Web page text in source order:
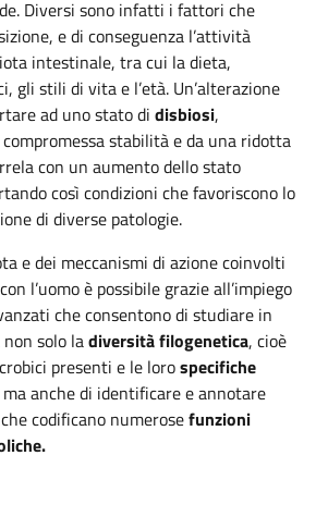
Diversi sono infatti i fattori che
e di conseguenza l’attività
intestinale, tra cui la dieta,
gli stili di vita e l’età. Un’alterazione
ad uno stato di disbiosi,
stabilità e da una ridotta
con un aumento dello stato
così condizioni che favoriscono lo
di diverse patologie.
e dei meccanismi di azione coinvolti
l’uomo è possibile grazie all’impiego
che consentono di studiare in
solo ladiversità filogenetica, cioè
presenti e le lorospecifiche
ma anche di identificare e annotare
codificano numerosefunzioni